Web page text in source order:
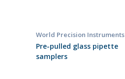
World Precision Instruments
Pre-pulled glass pipette
samplers